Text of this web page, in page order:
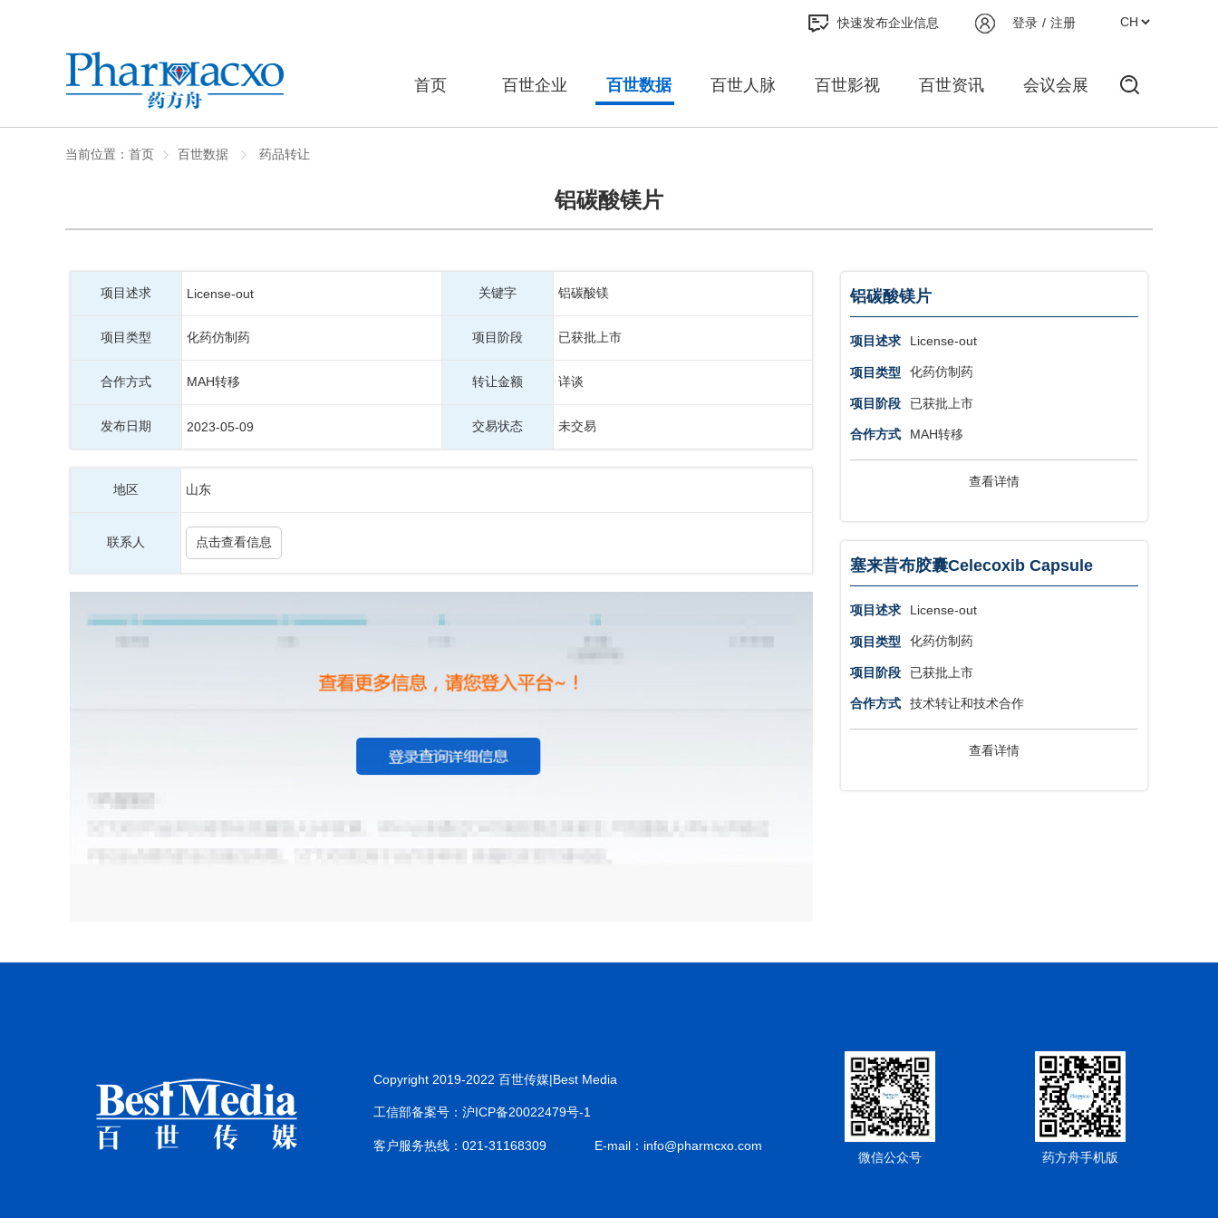
登录 / 注册
快速发布企业信息
首页 百世企业 百世数据 百世人脉 百世影视 百世资讯 会议会展
当前位置： 首页 百世数据 药品转让
铝碳酸镁片
项目述求 License-out 关键字 铝碳酸镁
项目类型 化药仿制药 项目阶段 已获批上市
合作方式 MAH转移 转让金额 详谈
发布日期 2023-05-09 交易状态 未交易
地区 山东
联系人 点击查看信息
铝碳酸镁片
项目述求 License-out
项目类型 化药仿制药
项目阶段 已获批上市
合作方式 MAH转移
查看详情
塞来昔布胶囊Celecoxib Capsule
项目述求 License-out
项目类型 化药仿制药
项目阶段 已获批上市
合作方式 技术转让和技术合作
查看详情
Copyright 2019-2022 百世传媒|Best Media
工信部备案号：沪ICP备20022479号-1
客户服务热线：021-31168309
E-mail：info@pharmcxo.com
微信公众号
药方舟手机版